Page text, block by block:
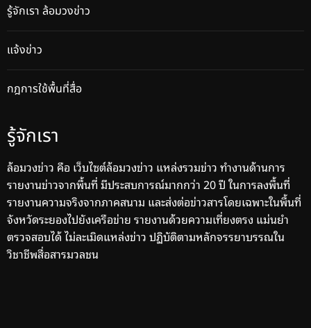
รู้จักเรา ล้อมวงข่าว
แจ้งข่าว
กฎการใช้พื้นที่สื่อ
รู้จักเรา
ล้อมวงข่าว คือ เว็บไซต์ล้อมวงข่าว แหล่งรวมข่าว ทำงานด้านการ
รายงานข่าวจากพื้นที่ มีประสบการณ์มากกว่า 20 ปี ในการลงพื้นที่
รายงานความจริงจากภาคสนาม และส่งต่อข่าวสารโดยเฉพาะในพื้นที่
จังหวัดระยองไปยังเครือข่าย รายงานด้วยความเที่ยงตรง แม่นยำ
ตรวจสอบได้ ไม่ละเมิดแหล่งข่าว ปฏิบัติตามหลักจรรยาบรรณใน
วิชาชีพสื่อสารมวลชน